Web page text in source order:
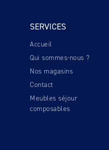
SERVICES
Accueil
Qui sommes-nous ?
Nos magasins
Contact
Meubles séjour
composables